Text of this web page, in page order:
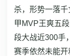
杀，形势一落
甲MVP王爽五
段大战近300手
赛季依然未能开